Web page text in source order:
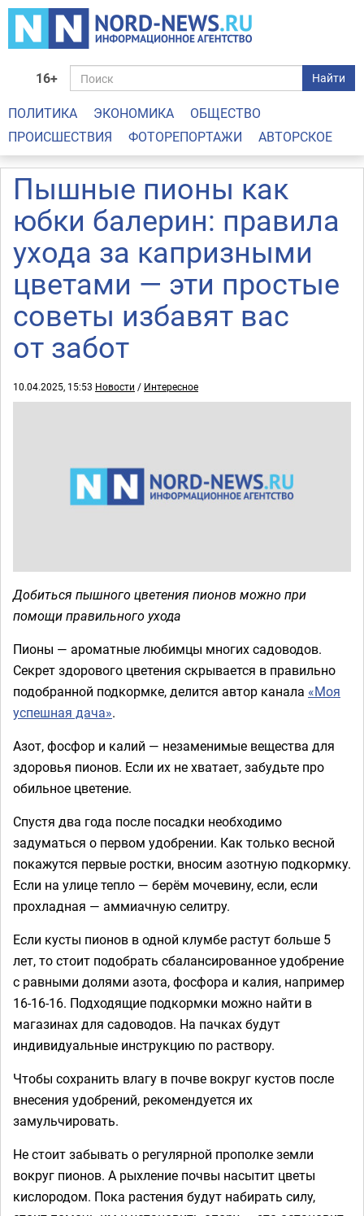
16+ Найти
ПОЛИТИКА ЭКОНОМИКА
ОБЩЕСТВО
ПРОИСШЕСТВИЯ
ФОТОРЕПОРТАЖИ АВТОРСКОЕ
Пышные пионы как
юбки балерин: правила
ухода за капризными
цветами — эти простые
советы избавят вас
от забот
10.04.2025, 15:53 Новости / Интересное
Добиться пышного цветения пионов можно при
помощи правильного ухода
Пионы — ароматные любимцы многих садоводов.
Секрет здорового цветения скрывается в правильно
подобранной подкормке, делится автор канала «Моя
успешная дача».
Азот, фосфор и калий — незаменимые вещества для
здоровья пионов. Если их не хватает, забудьте про
обильное цветение.
Спустя два года после посадки необходимо
задуматься о первом удобрении. Как только весной
покажутся первые ростки, вносим азотную подкормку.
Если на улице тепло — берём мочевину, если, если
прохладная — аммиачную селитру.
Если кусты пионов в одной клумбе растут больше 5
лет, то стоит подобрать сбалансированное удобрение
с равными долями азота, фосфора и калия, например
16-16-16. Подходящие подкормки можно найти в
магазинах для садоводов. На пачках будут
индивидуальные инструкцию по раствору.
Чтобы сохранить влагу в почве вокруг кустов после
внесения удобрений, рекомендуется их
замульчировать.
Не стоит забывать о регулярной прополке земли
вокруг пионов. А рыхление почвы насытит цветы
кислородом. Пока растения будут набирать силу,